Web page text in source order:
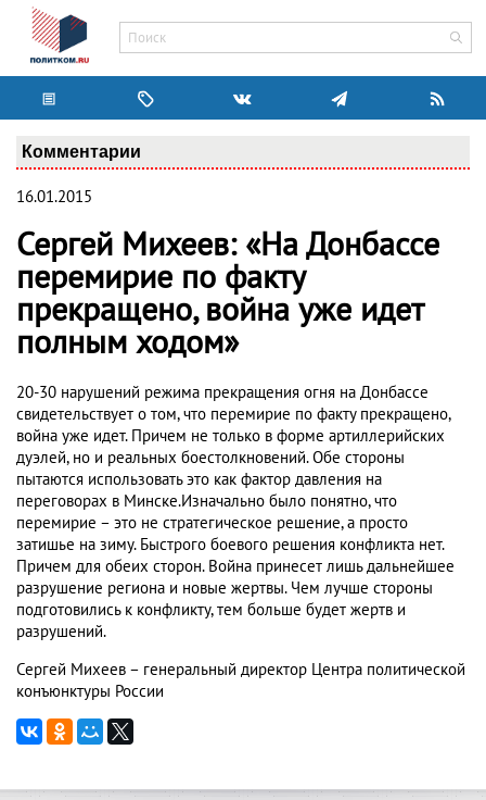
Комментарии
16.01.2015
Сергей Михеев: «На Донбассе
перемирие по факту
прекращено, война уже идет
полным ходом»
20-30 нарушений режима прекращения огня на Донбассе
свидетельствует о том, что перемирие по факту прекращено,
война уже идет. Причем не только в форме артиллерийских
дуэлей, но и реальных боестолкновений. Обе стороны
пытаются использовать это как фактор давления на
переговорах в Минске.Изначально было понятно, что
перемирие – это не стратегическое решение, а просто
затишье на зиму. Быстрого боевого решения конфликта нет.
Причем для обеих сторон. Война принесет лишь дальнейшее
разрушение региона и новые жертвы. Чем лучше стороны
подготовились к конфликту, тем больше будет жертв и
разрушений.
Сергей Михеев – генеральный директор Центра политической
конъюнктуры России